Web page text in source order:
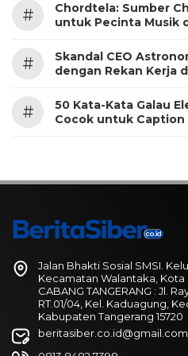
#
Chordtela: Sumber
untuk Pecinta Musik
#
Skandal CEO
dengan Rekan Kerja
#
50 Kata-Kata Galau
Cocok untuk Caption
Jalan Bhakti Sosial SMSI.
Kecamatan Walantaka, Kota
CABANG TANGERANG : Jl.
RT.01/04, Kel. Kaduagung,
Kabupaten Tangerang 15720
beritasiber.co.id@gmail.com